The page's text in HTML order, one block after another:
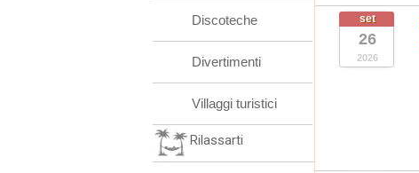
set
26
2026
Discoteche
Divertimenti
Villaggi turistici
Rilassarti